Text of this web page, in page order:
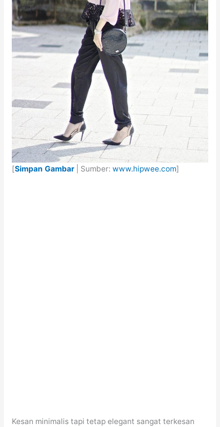
[Simpan Gambar| Sumber: www.hipwee.com]
Kesan minimalis tapi tetap elegant sangat terkesan